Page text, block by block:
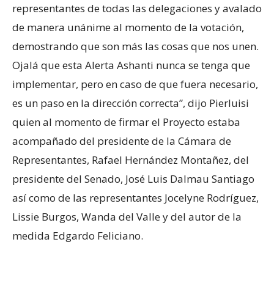
representantes de todas las delegaciones y avalado
de manera unánime al momento de la votación,
demostrando que son más las cosas que nos unen.
Ojalá que esta Alerta Ashanti nunca se tenga que
implementar, pero en caso de que fuera necesario,
es un paso en la dirección correcta”, dijo Pierluisi
quien al momento de firmar el Proyecto estaba
acompañado del presidente de la Cámara de
Representantes, Rafael Hernández Montañez, del
presidente del Senado, José Luis Dalmau Santiago
así como de las representantes Jocelyne Rodríguez,
Lissie Burgos, Wanda del Valle y del autor de la
medida Edgardo Feliciano.